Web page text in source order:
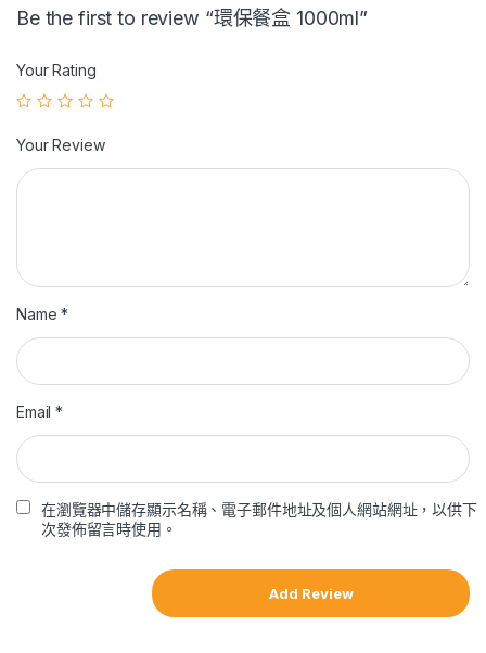
Be the first to review “環保餐盒 1000ml”
Your Rating
Your Review
Name*
Email*
在瀏覽器中儲存顯示名稱、電子郵件地址及個人網站網址，以供下
次發佈留言時使用。